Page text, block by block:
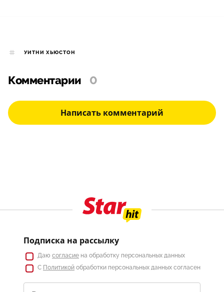
УИТНИ ХЬЮСТОН
Комментарии 0
Написать комментарий
Подписка на рассылку
Даю согласие на обработку персональных данных
С Политикой обработки персональных данных согласен